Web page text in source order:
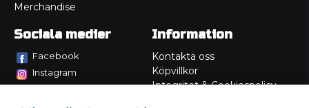
Merchandise
Sociala medier
Facebook
Instagram
Information
Kontakta oss
Köpvillkor
Integritet & Cookiespolicy